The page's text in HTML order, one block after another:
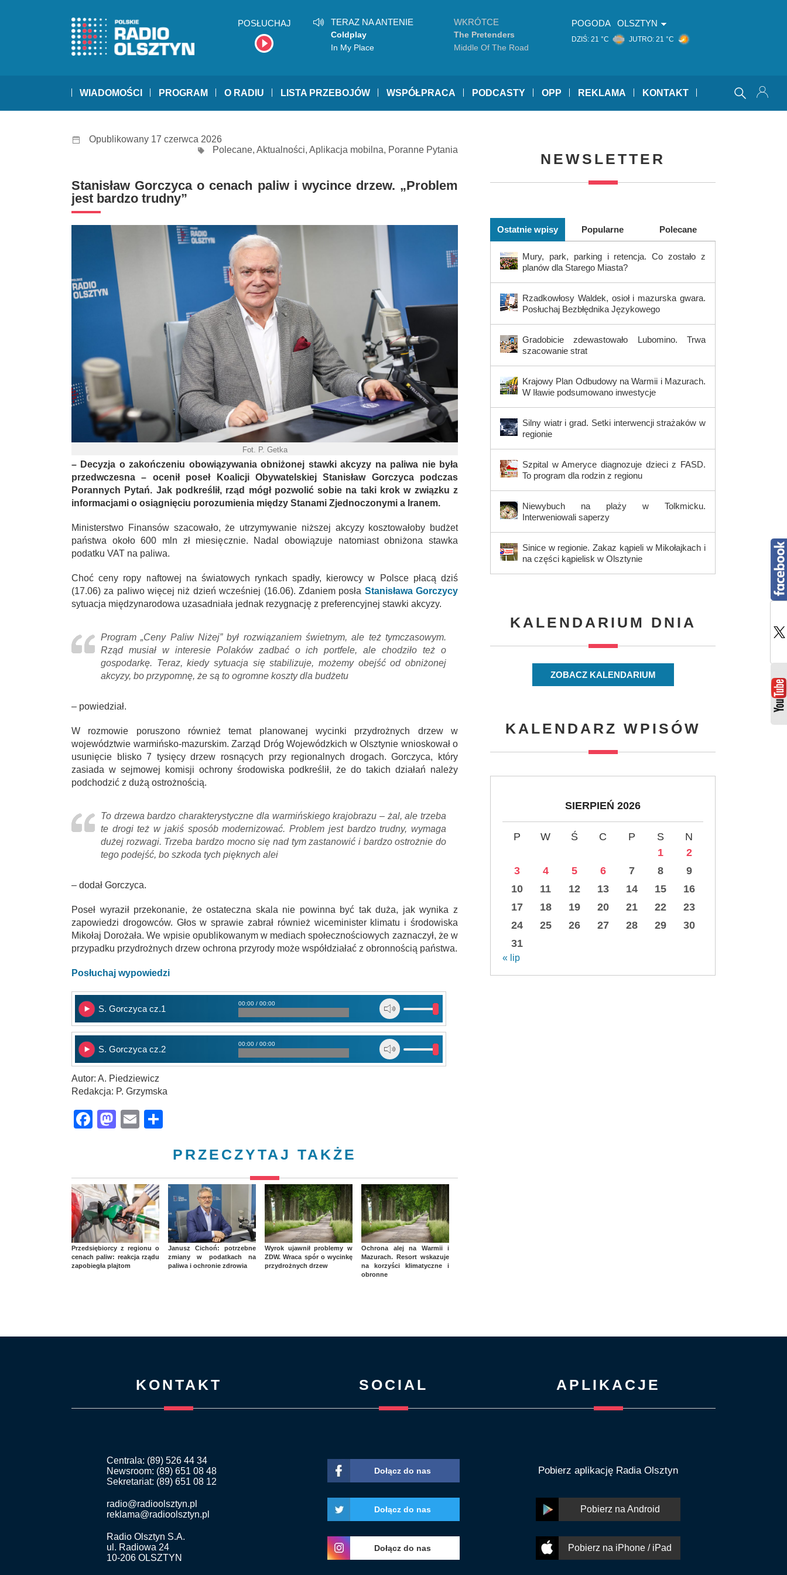
POSŁUCHAJ TERAZ NA ANTENIE
Coldplay
In My Place
WKRÓTCE
The Pretenders
Middle Of The Road
POGODA OLSZTYN
DZIŚ: 21 °C JUTRO: 21 °C
WIADOMOŚCI PROGRAM O RADIU LISTA PRZEBOJÓW WSPÓŁPRACA PODCASTY OPP REKLAMA KONTAKT
Opublikowany 17 czerwca 2026
Polecane, Aktualności, Aplikacja mobilna, Poranne Pytania
Stanisław Gorczyca o cenach paliw i wycince drzew. „Problem
jest bardzo trudny”
Fot. P. Getka
– Decyzja o zakończeniu obowiązywania obniżonej stawki akcyzy na paliwa nie była
przedwczesna – ocenił poseł Koalicji Obywatelskiej Stanisław Gorczyca podczas
Porannych Pytań. Jak podkreślił, rząd mógł pozwolić sobie na taki krok w związku z
informacjami o osiągnięciu porozumienia między Stanami Zjednoczonymi a Iranem.
Ministerstwo Finansów szacowało, że utrzymywanie niższej akcyzy kosztowałoby budżet
państwa około 600 mln zł miesięcznie. Nadal obowiązuje natomiast obniżona stawka
podatku VAT na paliwa.
Choć ceny ropy naftowej na światowych rynkach spadły, kierowcy w Polsce płacą dziś
(17.06) za paliwo więcej niż dzień wcześniej (16.06). Zdaniem posła Stanisława Gorczycy
sytuacja międzynarodowa uzasadniała jednak rezygnację z preferencyjnej stawki akcyzy.
Program „Ceny Paliw Niżej” był rozwiązaniem świetnym, ale też tymczasowym.
Rząd musiał w interesie Polaków zadbać o ich portfele, ale chodziło też o
gospodarkę. Teraz, kiedy sytuacja się stabilizuje, możemy obejść od obniżonej
akcyzy, bo przypomnę, że są to ogromne koszty dla budżetu
– powiedział.
W rozmowie poruszono również temat planowanej wycinki przydrożnych drzew w
województwie warmińsko-mazurskim. Zarząd Dróg Wojewódzkich w Olsztynie wnioskował o
usunięcie blisko 7 tysięcy drzew rosnących przy regionalnych drogach. Gorczyca, który
zasiada w sejmowej komisji ochrony środowiska podkreślił, że do takich działań należy
podchodzić z dużą ostrożnością.
To drzewa bardzo charakterystyczne dla warmińskiego krajobrazu – żal, ale trzeba
te drogi też w jakiś sposób modernizować. Problem jest bardzo trudny, wymaga
dużej rozwagi. Trzeba bardzo mocno się nad tym zastanowić i bardzo ostrożnie do
tego podejść, bo szkoda tych pięknych alei
– dodał Gorczyca.
Poseł wyraził przekonanie, że ostateczna skala nie powinna być tak duża, jak wynika z
zapowiedzi drogowców. Głos w sprawie zabrał również wiceminister klimatu i środowiska
Mikołaj Dorożała. We wpisie opublikowanym w mediach społecznościowych zaznaczył, że w
przypadku przydrożnych drzew ochrona przyrody może współdziałać z obronnością państwa.
Posłuchaj wypowiedzi
S. Gorczyca cz.1
00:00 / 00:00
S. Gorczyca cz.2
00:00 / 00:00
Autor: A. Piedziewicz
Redakcja: P. Grzymska
Facebook
Mastodon
Email
PRZECZYTAJ TAKŻE
Przedsiębiorcy z regionu o
cenach paliw: reakcja rządu
zapobiegła plajtom
Janusz Cichoń: potrzebne
zmiany w podatkach na
paliwa i ochronie zdrowia
Wyrok ujawnił problemy w
ZDW. Wraca spór o wycinkę
przydrożnych drzew
Ochrona alej na Warmii i
Mazurach. Resort wskazuje
na korzyści klimatyczne i
obronne
NEWSLETTER
Ostatnie wpisy Popularne Polecane
Mury, park, parking i retencja. Co zostało z
planów dla Starego Miasta?
Rzadkowłosy Waldek, osioł i mazurska gwara.
Posłuchaj Bezbłędnika Językowego
Gradobicie zdewastowało Lubomino. Trwa
szacowanie strat
Krajowy Plan Odbudowy na Warmii i Mazurach.
W Iławie podsumowano inwestycje
Silny wiatr i grad. Setki interwencji strażaków w
regionie
Szpital w Ameryce diagnozuje dzieci z FASD.
To program dla rodzin z regionu
Niewybuch na plaży w Tolkmicku.
Interweniowali saperzy
Sinice w regionie. Zakaz kąpieli w Mikołajkach i
na części kąpielisk w Olsztynie
KALENDARIUM DNIA
ZOBACZ KALENDARIUM
KALENDARZ WPISÓW
SIERPIEŃ 2026
P W Ś C P S
N
1
2
3
4 5 6 7 8
9
10
11 12 13 14 15
16
17
18 19 20 21 22
23
24
25 26 27 28 29
30
31
« lip
KONTAKT
Centrala: (89) 526 44 34
Newsroom: (89) 651 08 48
Sekretariat: (89) 651 08 12
radio@radioolsztyn.pl
reklama@radioolsztyn.pl
Radio Olsztyn S.A.
ul. Radiowa 24
10-206 OLSZTYN
SOCIAL
Dołącz do nas
Dołącz do nas
Dołącz do nas
APLIKACJE
Pobierz aplikację Radia Olsztyn
Pobierz na Android
Pobierz na iPhone / iPad